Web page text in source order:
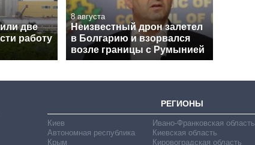
две
работу
8 августа
Неизвестный дрон залетел
в Болгарию и взорвался
возле границы с Румынией
РЕГИОНЫ
Киев
Автономная республика
Крым
Ивано-Франковская область
Киевская область
Кировоградская область